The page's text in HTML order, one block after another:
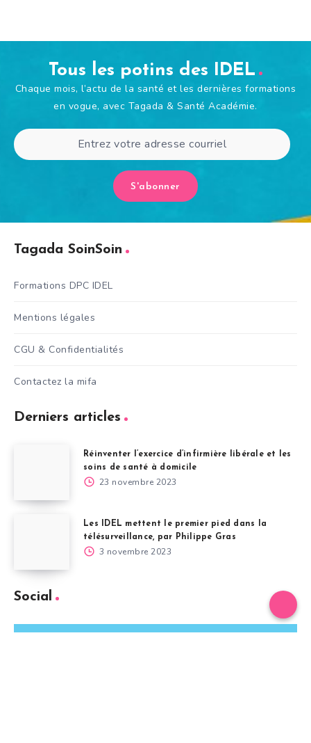
Tous les potins des IDEL
Chaque mois, l’actu de la santé et les dernières formations
en vogue, avec Tagada & Santé Académie.
S'abonner
Tagada SoinSoin
Formations DPC IDEL
Mentions légales
CGU & Confidentialités
Contactez la mifa
Derniers articles
Réinventer l’exercice d’infirmière libérale et les
soins de santé à domicile
23 novembre 2023
Les IDEL mettent le premier pied dans la
télésurveillance, par Philippe Gras
3 novembre 2023
Social